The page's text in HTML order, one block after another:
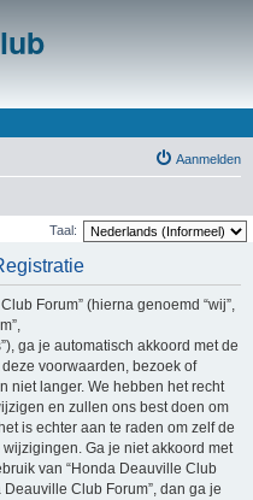
Aanmelden
Taal:
Forum” (hierna genoemd “wij”,
ga je automatisch akkoord met de
voorwaarden, bezoek of
niet langer. We hebben het recht
en zullen ons best doen om
is echter aan te raden om zelf de
Ga je niet akkoord met
van “Honda Deauville Club
Club Forum”, dan ga je